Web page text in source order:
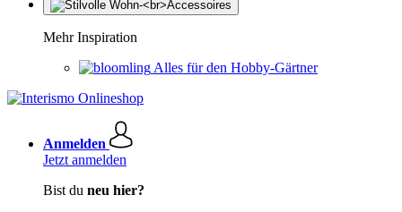
Mehr Inspiration
Alles für den Hobby-Gärtner
Anmelden
Jetzt anmelden
Bist du neu hier?